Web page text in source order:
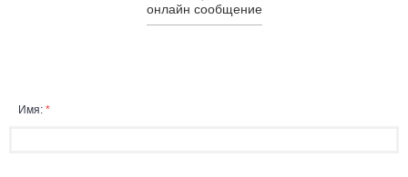
онлайн сообщение
Имя: *